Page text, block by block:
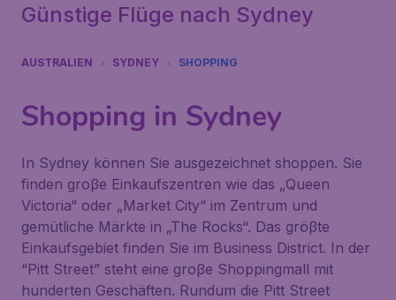
Günstige Flüge nach Sydney
AUSTRALIEN SYDNEY SHOPPING
Shopping in Sydney
In Sydney können Sie ausgezeichnet shoppen. Sie
finden groβe Einkaufszentren wie das „Queen
Victoria“ oder „Market City“ im Zentrum und
gemütliche Märkte in „The Rocks“. Das gröβte
Einkaufsgebiet finden Sie im Business District. In der
“Pitt Street” steht eine groβe Shoppingmall mit
hunderten Geschäften. Rundum die Pitt Street